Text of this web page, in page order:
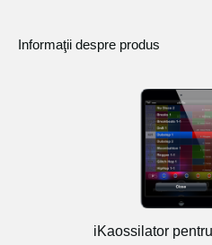
Informaţii despre produs
iKaossilator